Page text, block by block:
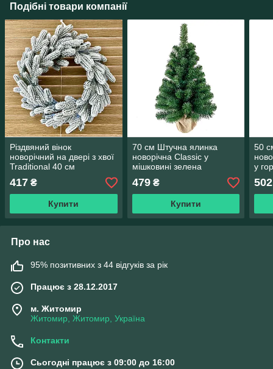
Подібні товари компанії
Різдвяний вінок
новорічний на двері з хвої
Traditional 40 см
засніжений
417 ₴
Купити
70 см Штучна ялинка
новорічна Classic у
мішковині зелена
479₴
Купити
50
у
502
Про нас
95% позитивних з 44 відгуків за рік
Працює з 28.12.2017
м. Житомир
Житомир, Житомир, Україна
Контакти
Сьогодні працює з 09:00 до 16:00